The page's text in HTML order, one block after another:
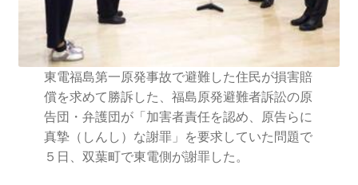
原発ゼロと未来
原発動向
原発 日誌
2022.7.15東電・株主訴訟 経営陣に13兆円賠償命令
東電福島第一原発事故で避難した住民が損害賠
償を求めて勝訴した、福島原発避難者訴訟の原
告団・弁護団が「加害者責任を認め、原告らに
真摯（しんし）な謝罪」を要求していた問題で
５日、双葉町で東電側が謝罪した。